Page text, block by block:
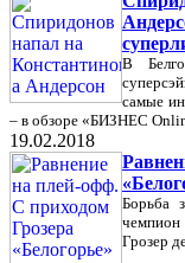
В
самые
– в обзоре «БИЗНЕС
19.02.2018
Борьба
Грозер